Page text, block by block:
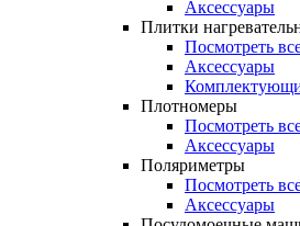
Аксессуары
Плитки
Посмотреть
Аксессуары
Плотномеры
Посмотреть
Аксессуары
Поляриметры
Посмотреть
Аксессуары